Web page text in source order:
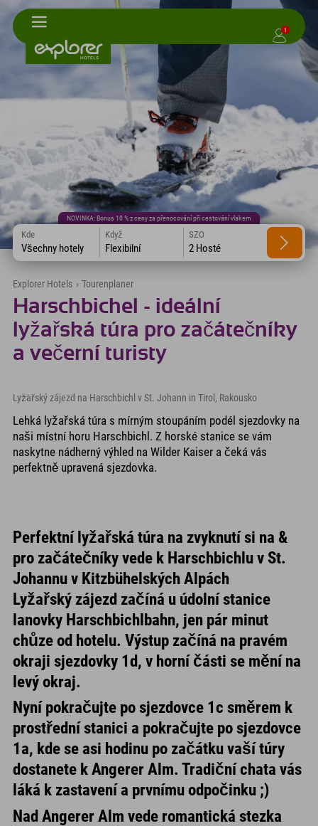
1
NOVINKA: Bonus 10 % z ceny za přenocování při cestování vlakem
Kde
Všechny hotely
Když
Flexibilní
SZO
2 Hosté
Explorer Hotels › Tourenplaner
Harschbichel - ideální
lyžařská túra pro začátečníky
a večerní turisty
Lyžařský zájezd na Harschbichl v St. Johann in Tirol, Rakousko
Lehká lyžařská túra s mírným stoupáním podél sjezdovky na
naši místní horu Harschbichl. Z horské stanice se vám
naskytne nádherný výhled na Wilder Kaiser a čeká vás
perfektně upravená sjezdovka.
Perfektní lyžařská túra na zvyknutí si na &
pro začátečníky vede k Harschbichlu v St.
Johannu v Kitzbühelských Alpách
Lyžařský zájezd začíná u údolní stanice
lanovky Harschbichlbahn, jen pár minut
chůze od hotelu. Výstup začíná na pravém
okraji sjezdovky 1d, v horní části se mění na
levý okraj.
Nyní pokračujte posjezdovce 1c směrem k
prostřední stanici a pokračujte po sjezdovce
1a, kde se asi hodinu po začátku vaší túry
dostanete kAngerer Alm. Tradiční chata vás
láká k zastavení a prvnímu odpočinku ;)
Nad Angerer Alm vede romantická stezka